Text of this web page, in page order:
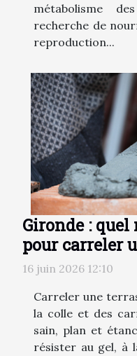
métabolisme
recherche de
reproduction...
Gironde :
pour carreler
16 juin 2026 12:10
Carreler une
la colle et des
sain, plan et
résister au gel, à